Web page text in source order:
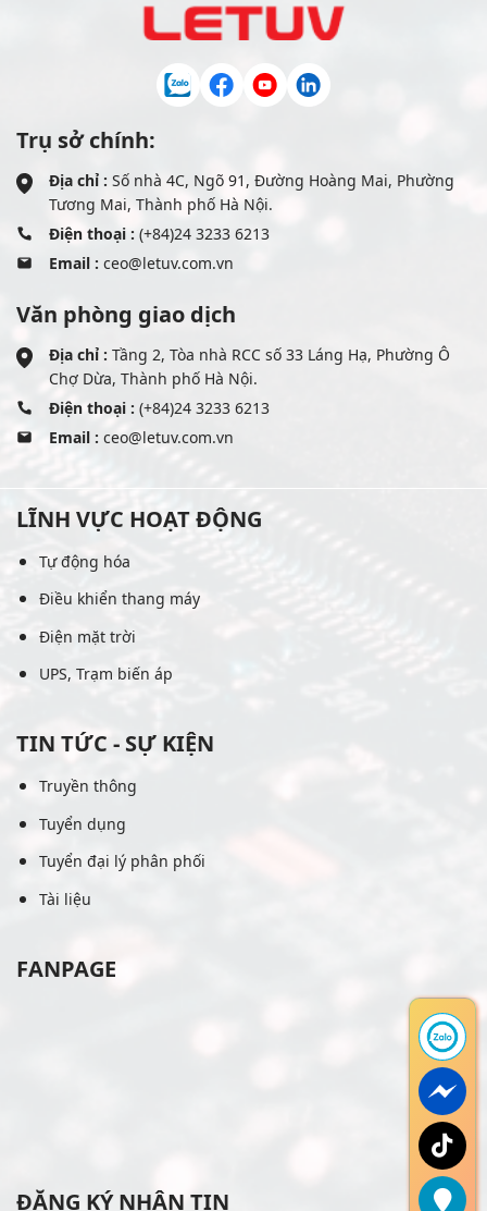
Trụ sở chính:
Địa chỉ : Số nhà 4C, Ngõ 91, Đường Hoàng Mai, Phường
Tương Mai, Thành phố Hà Nội.
Điện thoại : (+84)24 3233 6213
Email : ceo@letuv.com.vn
Văn phòng giao dịch
Địa chỉ : Tầng 2, Tòa nhà RCC số 33 Láng Hạ, Phường Ô
Chợ Dừa, Thành phố Hà Nội.
Điện thoại : (+84)24 3233 6213
Email : ceo@letuv.com.vn
LĨNH VỰC HOẠT ĐỘNG
Tự động hóa
Điều khiển thang máy
Điện mặt trời
UPS, Trạm biến áp
TIN TỨC - SỰ KIỆN
Truyền thông
Tuyển dụng
Tuyển đại lý phân phối
Tài liệu
FANPAGE
ĐĂNG KÝ NHẬN TIN